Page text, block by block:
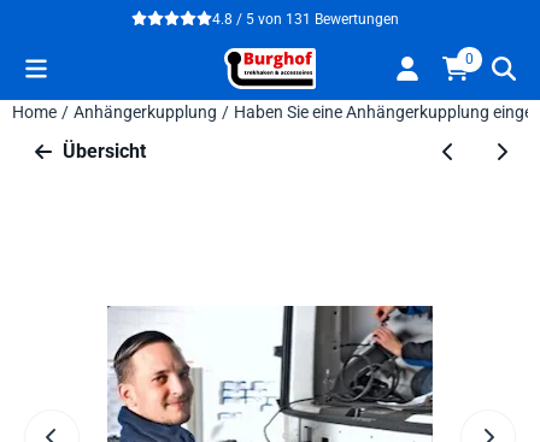
Cookie-Einstellungen verfügbar. Einstellungen wählen oder alle
4.8 / 5 von 131 Bewertungen
0
Home / Anhängerkupplung / Haben Sie eine Anhängerkupplung
Übersicht